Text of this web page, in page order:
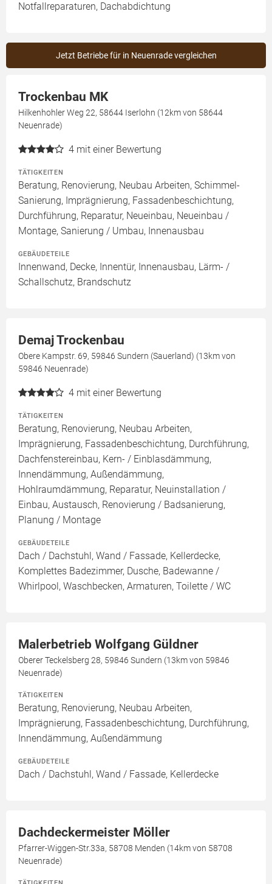
Notfallreparaturen, Dachabdichtung
Jetzt Betriebe für in Neuenrade vergleichen
Trockenbau MK
Hilkenhohler Weg 22, 58644 Iserlohn (12km von 58644
Neuenrade)
4 mit einer Bewertung
TÄTIGKEITEN
Beratung, Renovierung, Neubau Arbeiten, Schimmel-
Sanierung, Imprägnierung, Fassadenbeschichtung,
Durchführung, Reparatur, Neueinbau, Neueinbau /
Montage, Sanierung / Umbau, Innenausbau
GEBÄUDETEILE
Innenwand, Decke, Innentür, Innenausbau, Lärm- /
Schallschutz, Brandschutz
Demaj Trockenbau
Obere Kampstr. 69, 59846 Sundern (Sauerland) (13km von
59846 Neuenrade)
4 mit einer Bewertung
TÄTIGKEITEN
Beratung, Renovierung, Neubau Arbeiten,
Imprägnierung, Fassadenbeschichtung, Durchführung,
Dachfenstereinbau, Kern- / Einblasdämmung,
Innendämmung, Außendämmung,
Hohlraumdämmung, Reparatur, Neuinstallation /
Einbau, Austausch, Renovierung / Badsanierung,
Planung / Montage
GEBÄUDETEILE
Dach / Dachstuhl, Wand / Fassade, Kellerdecke,
Komplettes Badezimmer, Dusche, Badewanne /
Whirlpool, Waschbecken, Armaturen, Toilette / WC
Malerbetrieb Wolfgang Güldner
Oberer Teckelsberg 28, 59846 Sundern (13km von 59846
Neuenrade)
TÄTIGKEITEN
Beratung, Renovierung, Neubau Arbeiten,
Imprägnierung, Fassadenbeschichtung, Durchführung,
Innendämmung, Außendämmung
GEBÄUDETEILE
Dach / Dachstuhl, Wand / Fassade, Kellerdecke
Dachdeckermeister Möller
Pfarrer-Wiggen-Str.33a, 58708 Menden (14km von 58708
Neuenrade)